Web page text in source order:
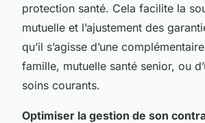
protection santé. Cela facilite la
mutuelle et l’ajustement des
qu’il s’agisse d’une
famille, mutuelle santé senior, ou
soins courants.
Optimiser la gestion de son